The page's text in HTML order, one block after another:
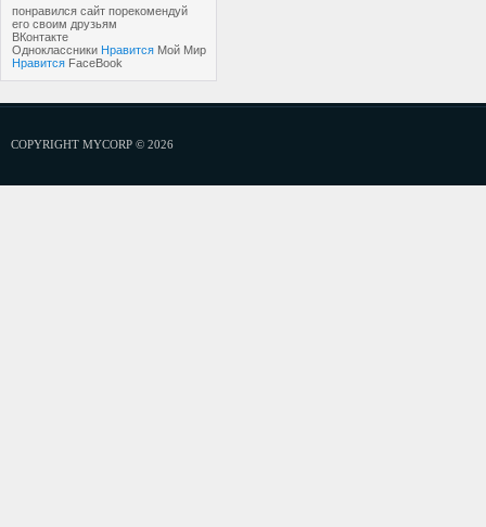
понравился сайт порекомендуй
его своим друзьям
ВКонтакте
Одноклассники Нравится Мой Мир
Нравится FaceBook
COPYRIGHT MYCORP © 2026